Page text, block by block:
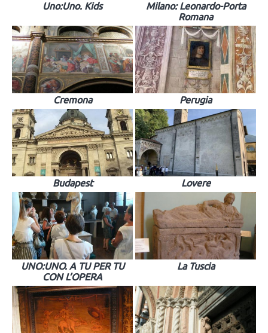
Uno:Uno. Kids
Milano: Leonardo-Porta
Romana
Cremona Perugia
Budapest Lovere
UNO:UNO. A TU PER TU
CON L’OPERA
La Tuscia